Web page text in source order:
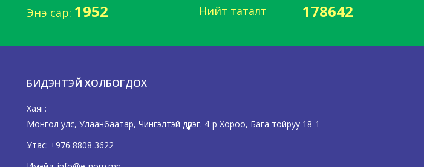
Энэ сар: 1952 Нийт таталт 178642
БИДЭНТЭЙ ХОЛБОГДОХ
Хаяг:
Монгол улс, Улаанбаатар, Чингэлтэй дүүрэг. 4-р Хороо, Бага тойруу 18-1
Утас: +976 8808 3622